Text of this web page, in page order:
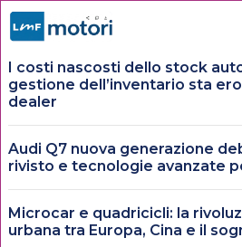
I costi nascosti dello stock
gestione dell’inventario sta
dealer
Audi Q7 nuova generazione
rivisto e tecnologie avanzate
Microcar e quadricicli: la
urbana tra Europa, Cina e il